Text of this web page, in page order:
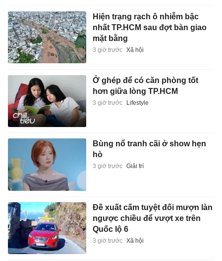
Hiện trạng rạch ô nhiễm bậc
nhất TP.HCM sau đợt bàn giao
mặt bằng
3 giờ trước Xã hội
Ở ghép để có căn phòng tốt
hơn giữa lòng TP.HCM
3 giờ trước Lifestyle
Bùng nổ tranh cãi ở show hẹn
hò
3 giờ trước Giải trí
Đề xuất cấm tuyệt đối mượn làn
ngược chiều để vượt xe trên
Quốc lộ 6
3 giờ trước Xã hội